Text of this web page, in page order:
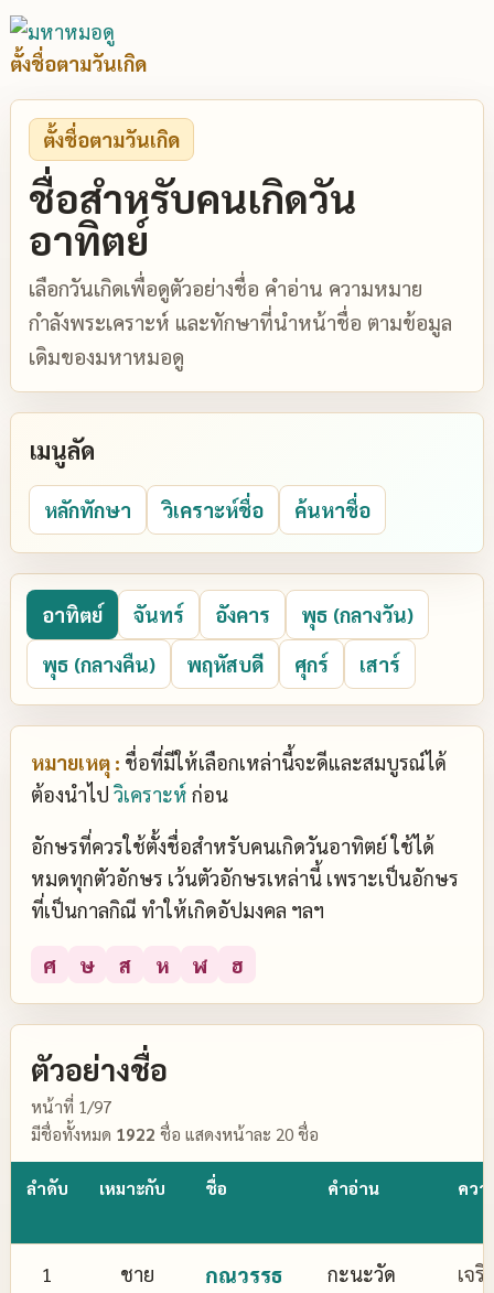
ตั้งชื่อตามวันเกิด
ตั้งชื่อตามวันเกิด
ชื่อสำหรับคนเกิดวัน
อาทิตย์
เลือกวันเกิดเพื่อดูตัวอย่างชื่อ คำอ่าน ความหมาย
กำลังพระเคราะห์ และทักษาที่นำหน้าชื่อ ตามข้อมูล
เดิมของมหาหมอดู
เมนูลัด
หลักทักษา วิเคราะห์ชื่อ ค้นหาชื่อ
อาทิตย์ จันทร์ อังคาร
พุธ (กลางวัน)
พุธ (กลางคืน)
พฤหัสบดี ศุกร์ เสาร์
หมายเหตุ : ชื่อที่มีให้เลือกเหล่านี้จะดีและสมบูรณ์ได้
ต้องนำไป วิเคราะห์ ก่อน
อักษรที่ควรใช้ตั้งชื่อสำหรับคนเกิดวันอาทิตย์ ใช้ได้
หมดทุกตัวอักษร เว้นตัวอักษรเหล่านี้ เพราะเป็นอักษร
ที่เป็นกาลกิณี ทำให้เกิดอัปมงคล ฯลฯ
ศ ษ ส ห ฬ ฮ
ตัวอย่างชื่อ
หน้าที่ 1/97
มีชื่อทั้งหมด 1922 ชื่อ แสดงหน้าละ 20 ชื่อ
ลำดับ เหมาะกับ ชื่อ คำอ่าน คว
1 ชาย
กณวรรธ
กะนะวัด เจ